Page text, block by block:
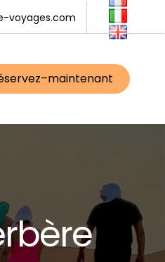
voyages.com
servez–maintenant
rbère